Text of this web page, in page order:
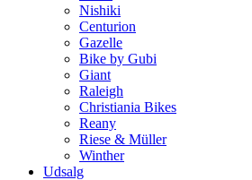
Nishiki
Centurion
Gazelle
Bike by Gubi
Giant
Raleigh
Christiania Bikes
Reany
Riese & Müller
Winther
Udsalg